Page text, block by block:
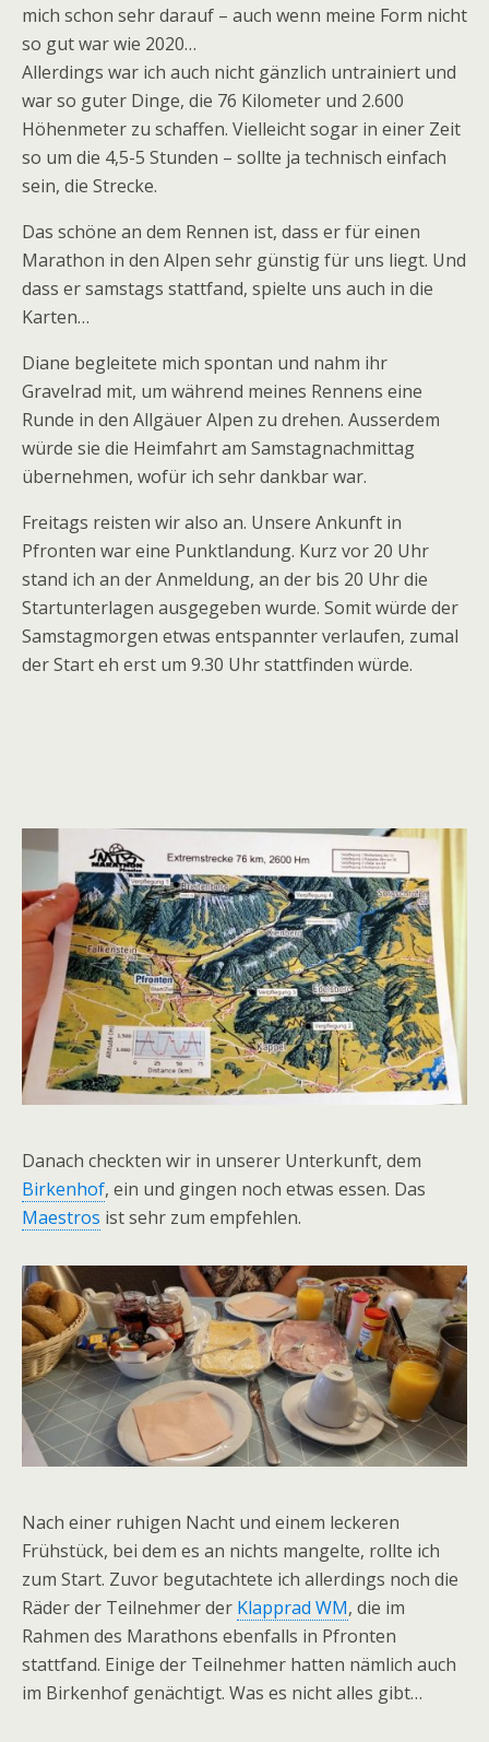
mich schon sehr darauf – auch wenn meine Form nicht
so gut war wie 2020…
Allerdings war ich auch nicht gänzlich untrainiert und
war so guter Dinge, die 76 Kilometer und 2.600
Höhenmeter zu schaffen. Vielleicht sogar in einer Zeit
so um die 4,5-5 Stunden – sollte ja technisch einfach
sein, die Strecke.
Das schöne an dem Rennen ist, dass er für einen
Marathon in den Alpen sehr günstig für uns liegt. Und
dass er samstags stattfand, spielte uns auch in die
Karten…
Diane begleitete mich spontan und nahm ihr
Gravelrad mit, um während meines Rennens eine
Runde in den Allgäuer Alpen zu drehen. Ausserdem
würde sie die Heimfahrt am Samstagnachmittag
übernehmen, wofür ich sehr dankbar war.
Freitags reisten wir also an. Unsere Ankunft in
Pfronten war eine Punktlandung. Kurz vor 20 Uhr
stand ich an der Anmeldung, an der bis 20 Uhr die
Startunterlagen ausgegeben wurde. Somit würde der
Samstagmorgen etwas entspannter verlaufen, zumal
der Start eh erst um 9.30 Uhr stattfinden würde.
Danach checkten wir in unserer Unterkunft, dem
Birkenhof, ein und gingen noch etwas essen. Das
Maestros ist sehr zum empfehlen.
Nach einer ruhigen Nacht und einem leckeren
Frühstück, bei dem es an nichts mangelte, rollte ich
zum Start. Zuvor begutachtete ich allerdings noch die
Räder der Teilnehmer der Klapprad WM, die im
Rahmen des Marathons ebenfalls in Pfronten
stattfand. Einige der Teilnehmer hatten nämlich auch
im Birkenhof genächtigt. Was es nicht alles gibt…